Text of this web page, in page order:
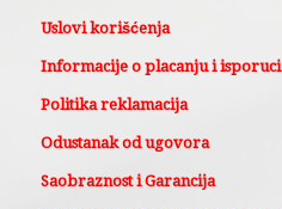
Uslovi korišćenja
Informacije o placanju i isporuci
Politika reklamacija
Odustanak od ugovora
Saobraznost i Garancija